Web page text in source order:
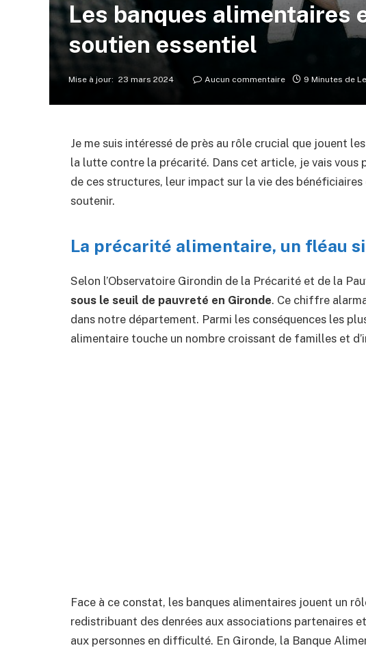
Les banques alimentaires
soutien essentiel
Mise à jour: 23 mars 2024 Aucun commentaire 9 Minutes de
Je me suis intéressé de près au rôle crucial que jouent
la lutte contre la précarité. Dans cet article, je vais
de ces structures, leur impact sur la vie des
soutenir.
La précarité alimentaire, un fléau
Selon l’Observatoire Girondin de la Précarité et de la
sous le seuil de pauvreté en Gironde. Ce chiffre
dans notre département. Parmi les conséquences les
alimentaire touche un nombre croissant de familles et
Face à ce constat, les banques alimentaires jouent un
redistribuant des denrées aux associations partenaires
aux personnes en difficulté. En Gironde, la Banque